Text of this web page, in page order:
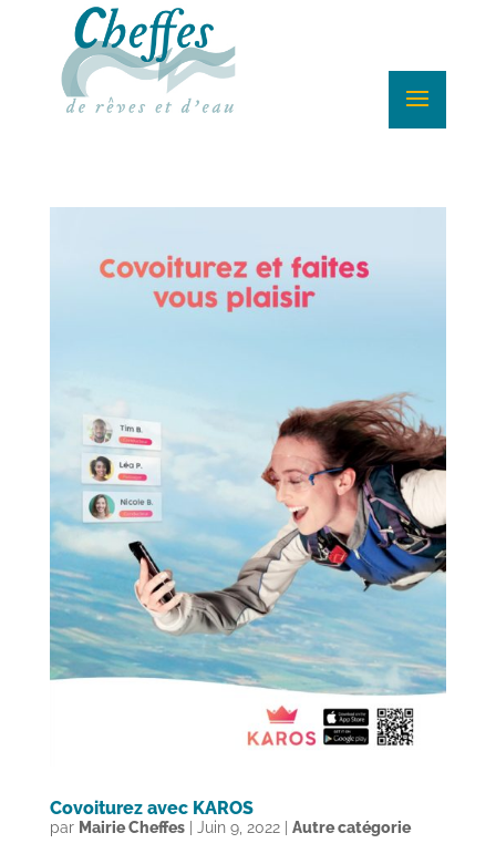
Covoiturez avec KAROS
par Mairie Cheffes| Juin 9, 2022| Autre catégorie